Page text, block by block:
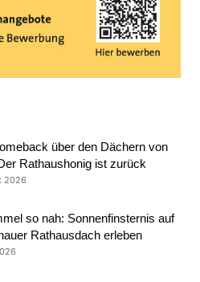
über den Dächern von
Rathaushonig ist zurück
2026
so nah: Sonnenfinsternis auf
Rathausdach erleben